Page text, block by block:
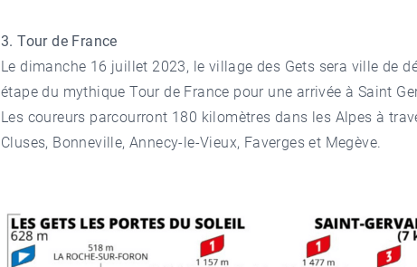
3. Tour de France
Le dimanche 16 juillet 2023, le village des Gets sera ville de
étape du mythique Tour de France pour une arrivée à Saint
Les coureurs parcourront 180 kilomètres dans les Alpes à
Cluses, Bonneville, Annecy-le-Vieux, Faverges et Megève.